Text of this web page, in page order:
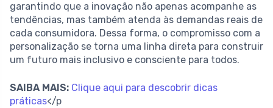
garantindo que a inovação não apenas acompanhe as
tendências, mas também atenda às demandas reais de
cada consumidora. Dessa forma, o compromisso com a
personalização se torna uma linha direta para construir
um futuro mais inclusivo e consciente para todos.
SAIBA MAIS: Clique aqui para descobrir dicas
práticas</p